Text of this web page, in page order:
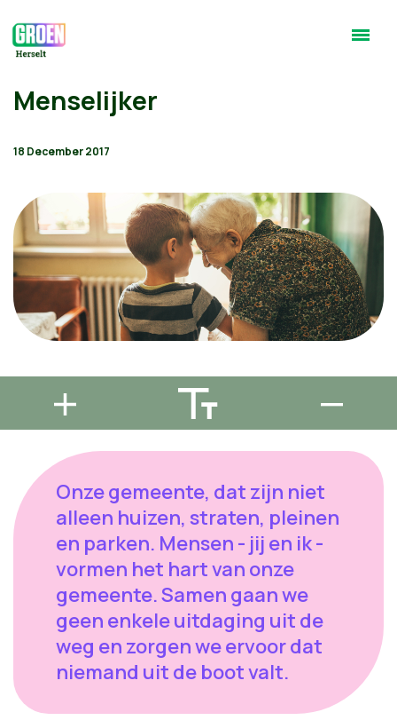
Menselijker
18 December 2017
Onze gemeente, dat zijn niet
alleen huizen, straten, pleinen
en parken. Mensen - jij en ik -
vormen het hart van onze
gemeente. Samen gaan we
geen enkele uitdaging uit de
weg en zorgen we ervoor dat
niemand uit de boot valt.